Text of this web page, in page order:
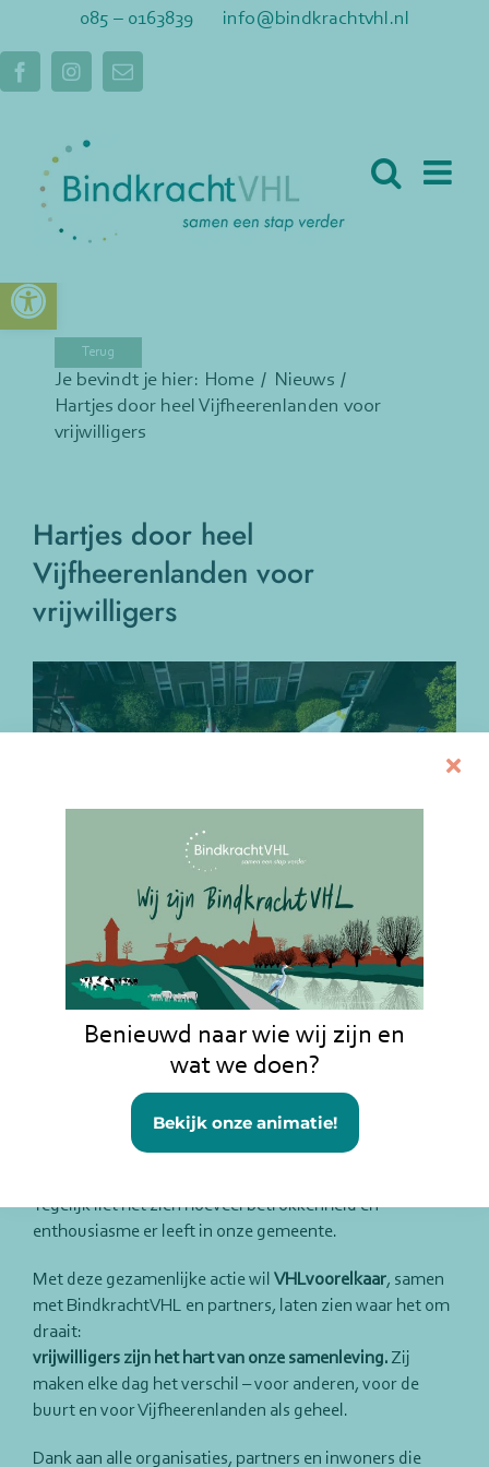
Toolbar openen
inhoud
085 – 0163839 info@bindkrachtvhl.nl
FacebookInstagram
E-
Je bevindt je hier: Home
Nieuws
Hartjes door heel Vijfheerenlanden voor
vrijwilligers
Hartjes door heel
Vijfheerenlanden voor
vrijwilligers
Bekijk
grotere
afbeelding
Op donderdag 16 april kleurde Vijfheerenlanden met
stoepkrijthartjes. In verschillende dorpen en kernen
tekenden inwoners, maatschappelijke organisaties,
samenwerkingspartners en wethouders samen hartjes
26.000 vrijwilligers in onze gemeente.
Een eenvoudig gebaar, maar met een grote betekenis.
Met deze actie werd vrijwilligerswerk op een kleurrijke
Tegelijk liet het zien hoeveel betrokkenheid en
enthousiasme er leeft in onze gemeente.
Met deze gezamenlijke actie wil VHLvoorelkaar, samen
met BindkrachtVHL en partners, laten zien waar het om
draait:
vrijwilligers zijn het hart van onze samenleving. Zij
maken elke dag het verschil – voor anderen, voor de
buurt en voor Vijfheerenlanden als geheel.
Dank aan alle organisaties, partners en inwoners die
Benieuwd naar wie wij zijn en
wat we doen?
Bekijk onze animatie!